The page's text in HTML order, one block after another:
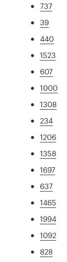
737
39
440
1523
607
1000
1308
234
1206
1358
1697
637
1465
1994
1092
828